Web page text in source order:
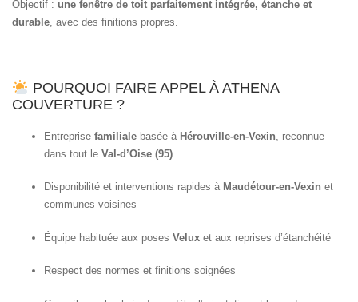
Objectif : une fenêtre de toit parfaitement intégrée, étanche et
durable , avec des finitions propres.
POURQUOI FAIRE APPEL À ATHENA
COUVERTURE ?
Entreprise familiale basée à Hérouville-en-Vexin , reconnue
dans tout le Val-d’Oise (95)
Disponibilité et interventions rapides à Maudétour-en-Vexin et
communes voisines
Équipe habituée aux poses Velux et aux reprises d’étanchéité
Respect des normes et finitions soignées